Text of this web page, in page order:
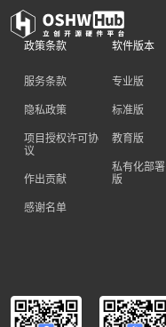
政策条款
服务条款
隐私政策
项目授权许可协
议
作出贡献
感谢名单
软件版本
专业版
标准版
教育版
私有化部署
版